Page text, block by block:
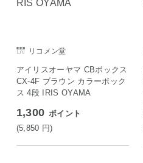
リコメン堂
アイリスオーヤマ CBボックス
CX-4F ブラウン カラーボック
ス 4段 IRIS OYAMA
1,300 ポイント
(5,850 円)